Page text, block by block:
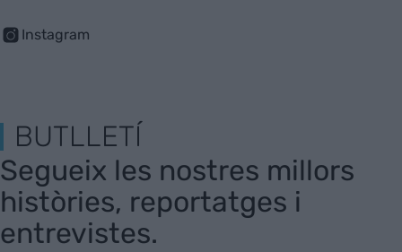
Instagram
BUTLLETÍ
Segueix les nostres millors
històries, reportatges i
entrevistes.